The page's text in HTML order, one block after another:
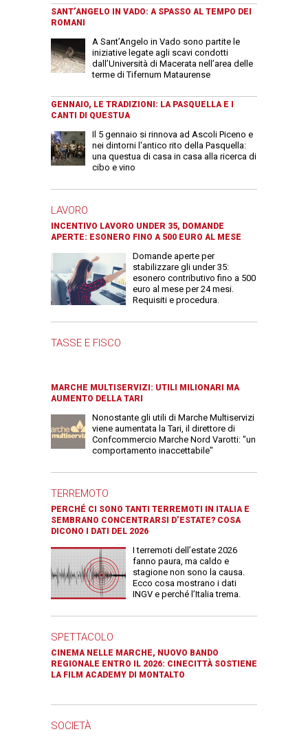
SANT’ANGELO IN VADO: A SPASSO AL TEMPO DEI
ROMANI
A Sant’Angelo in Vado sono partite le
iniziative legate agli scavi condotti
dall’Università di Macerata nell’area delle
terme di Tifernum Mataurense
GENNAIO, LE TRADIZIONI: LA PASQUELLA E I
CANTI DI QUESTUA
Il 5 gennaio si rinnova ad Ascoli Piceno e
nei dintorni l'antico rito della Pasquella:
una questua di casa in casa alla ricerca di
cibo e vino
LAVORO
INCENTIVO LAVORO UNDER 35, DOMANDE
APERTE: ESONERO FINO A 500 EURO AL MESE
Domande aperte per
stabilizzare gli under 35:
esonero contributivo fino a 500
euro al mese per 24 mesi.
Requisiti e procedura.
TASSE E FISCO
MARCHE MULTISERVIZI: UTILI MILIONARI MA
AUMENTO DELLA TARI
Nonostante gli utili di Marche Multiservizi
viene aumentata la Tari, il direttore di
Confcommercio Marche Nord Varotti: "un
comportamento inaccettabile"
TERREMOTO
PERCHÉ CI SONO TANTI TERREMOTI IN ITALIA E
SEMBRANO CONCENTRARSI D’ESTATE? COSA
DICONO I DATI DEL 2026
I terremoti dell’estate 2026
fanno paura, ma caldo e
stagione non sono la causa.
Ecco cosa mostrano i dati
INGV e perché l’Italia trema.
SPETTACOLO
CINEMA NELLE MARCHE, NUOVO BANDO
REGIONALE ENTRO IL 2026: CINECITTÀ SOSTIENE
LA FILM ACADEMY DI MONTALTO
SOCIETÀ